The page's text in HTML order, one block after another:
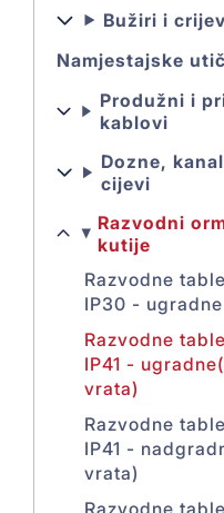
Bužiri i
Namjestajske
Produžni i
kablovi
Dozne,
cijevi
Razvodni
kutije
Razvodne
IP30 - ugradne
Razvodne
IP41 -
vrata)
Razvodne
IP41 -
vrata)
Razvodne